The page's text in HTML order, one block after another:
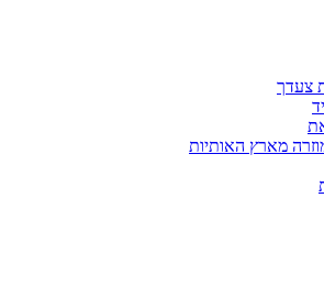
צעדך
מארץ האותיות